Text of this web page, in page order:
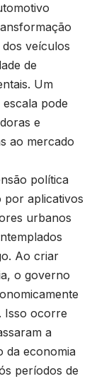
veículos
de
Um
pode
e
ao mercado
política
por aplicativos
urbanos
Ao criar
o governo
Isso ocorre
a
da economia
períodos de